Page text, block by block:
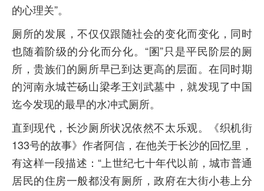
的心理关”。
厕所的发展，不仅仅跟随社会的变化而变化，同时
也随着阶级的分化而分化。“圂”只是平民阶层的厕
所，贵族们的厕所早已到达更高的层面。在同时期
的河南永城芒砀山梁孝王刘武墓中，就发现了中国
迄今发现的最早的水冲式厕所。
直到现代，长沙厕所状况依然不太乐观。《织机街
133号的故事》作者阿信，在他关于长沙的回忆里，
有这样一段描述：“上世纪七十年代以前，城市普通
居民的住房一般都没有厕所，政府在大街小巷上分